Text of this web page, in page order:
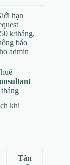
hạn
k/tháng,
báo
admin
tháng
khi
Tần